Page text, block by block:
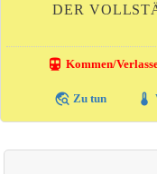
DER
directions_transit Kommen/
travel_explore Zu tun thermostat